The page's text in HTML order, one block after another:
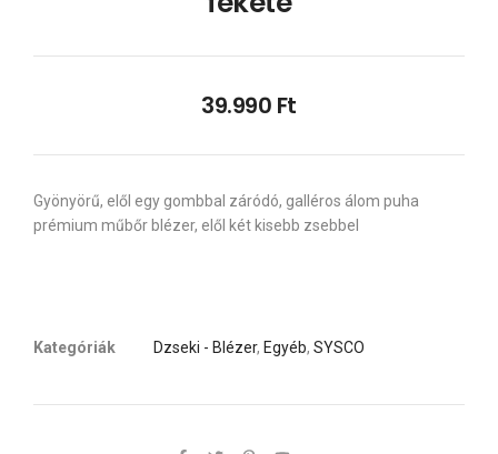
39.990 Ft
Gyönyörű, elől egy gombbal záródó, galléros álom puha
prémium műbőr blézer, elől két kisebb zsebbel
Kategóriák Dzseki - Blézer, Egyéb, SYSCO